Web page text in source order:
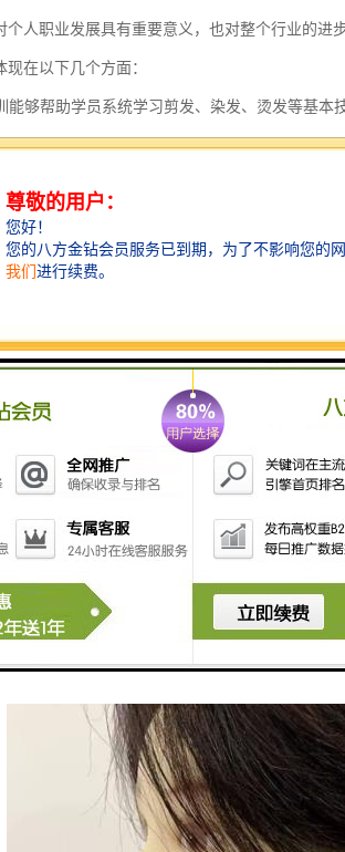
个人职业发展具有重要意义，也对整个行业的进
在以下几个方面：
能够帮助学员系统学习剪发、染发、烫发等基本
培训，学员可以及时了解美发行业的新潮流和流
培训不仅教授技术，还注重培养学员的服务意
过程中，学员会学习职业道德、卫生标准和安全
美发培训，学员可以获得认证，提升个人竞争
美发技能后，学员会更加自信，能够地应对工作
训过程中，学员有机会结识和导师，建立人脉网
够提员的技术水平，还能帮助他们在美发行业中